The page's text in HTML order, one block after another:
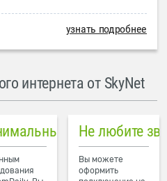
узнать подробнее
интернета от SkyNet
пинг в городе
Не любите
Вы можете
оформить